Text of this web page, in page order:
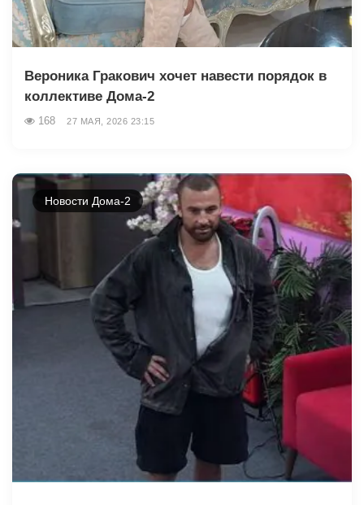
Вероника Гракович хочет навести порядок в
коллективе Дома-2
168 27 МАЯ, 2026 23:15
Новости Дома-2